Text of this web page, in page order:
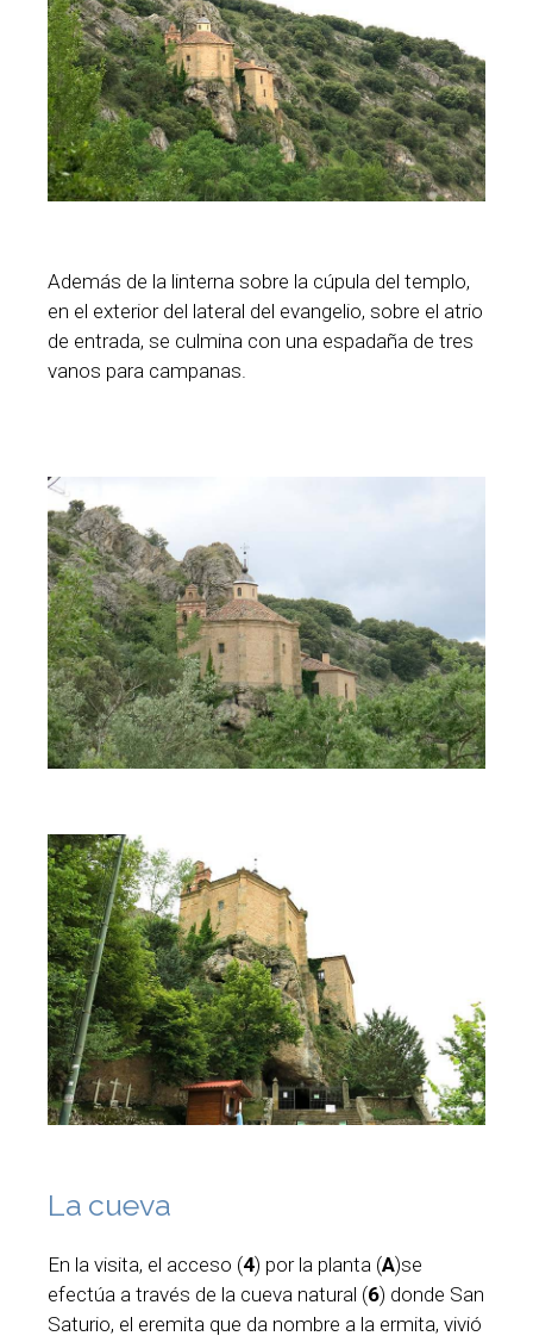
Además de la linterna sobre la cúpula del templo,
en el exterior del lateral del evangelio, sobre el atrio
de entrada, se culmina con una espadaña de tres
vanos para campanas.
La cueva
En la visita, el acceso (4) por la planta (A)se
efectúa a través de la cueva natural (6) donde San
Saturio, el eremita que da nombre a la ermita, vivió